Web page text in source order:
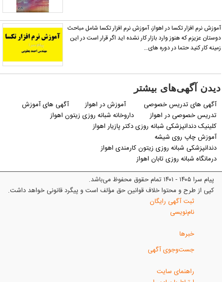
نرم افزار تکسا در اهواز، آموزش نرم افزار تکسا شامل مباحث
عزیزم که هنوز وارد بازار کار نشده اید اگر قرار است در این
کار کنید حتما در دوره های…
آگهی‌های بیشتر
آگهی های تدریس خصوصی
آموزش در اهواز
آگهی های آموزش
تدریس خصوصی در اهواز
داروخانه شبانه روزی زیتون اهواز
کلینیک دندانپزشکی شبانه روزی دکتر پازیار اهواز
آموزش چاپ روی شیشه
دندانپزشکی شبانه روزی زیتون کارمندی اهواز
درمانگاه شبانه روزی تابان اهواز
پیام سرا ۱۴۰۵ - ۱۴۰۱ تمام حقوق محفوظ می‌باشد.
کپی از طرح و محتوا خلاف قوانین حق مؤلف است و پیگرد قانونی خواهد داشت.
ثبت آگهی رایگان
نام‌نویسی
خبرها
جست‌وجوی آگهی
راهنمای سایت